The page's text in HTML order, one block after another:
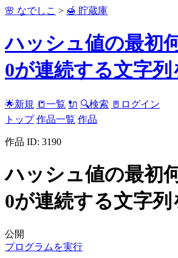
🌸 なでしこ > 🍯 貯蔵庫
ハッシュ値の最初
0が連続する文字列
🌟新規 📒一覧 🔌 🔍検索 🚪ログイン
トップ 作品一覧 作品
作品 ID: 3190
ハッシュ値の最初
0が連続する文字列
公開
プログラムを実行